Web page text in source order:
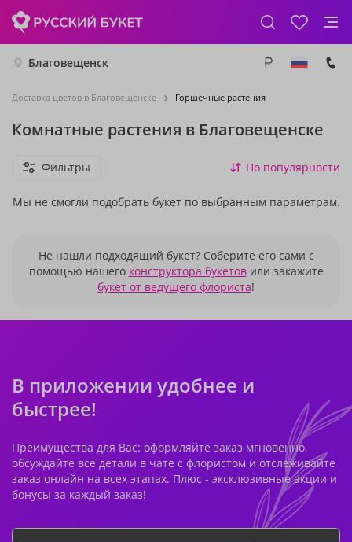
Благовещенск
Доставка цветов в Благовещенске Горшечные растения
Комнатные растения в Благовещенске
Фильтры По популярности
Мы не смогли подобрать букет по выбранным параметрам.
Не нашли подходящий букет? Соберите его сами с
помощью нашего конструктора букетовили закажите
букет от ведущего флориста!
В приложении удобнее и
быстрее!
Преимущества для Вас: оформляйте заказ мгновенно,
обсуждайте все детали в чате с флористом и отслеживайте
заказ онлайн на всех этапах. Плюс - эксклюзивные акции и
бонусы за каждый заказ!